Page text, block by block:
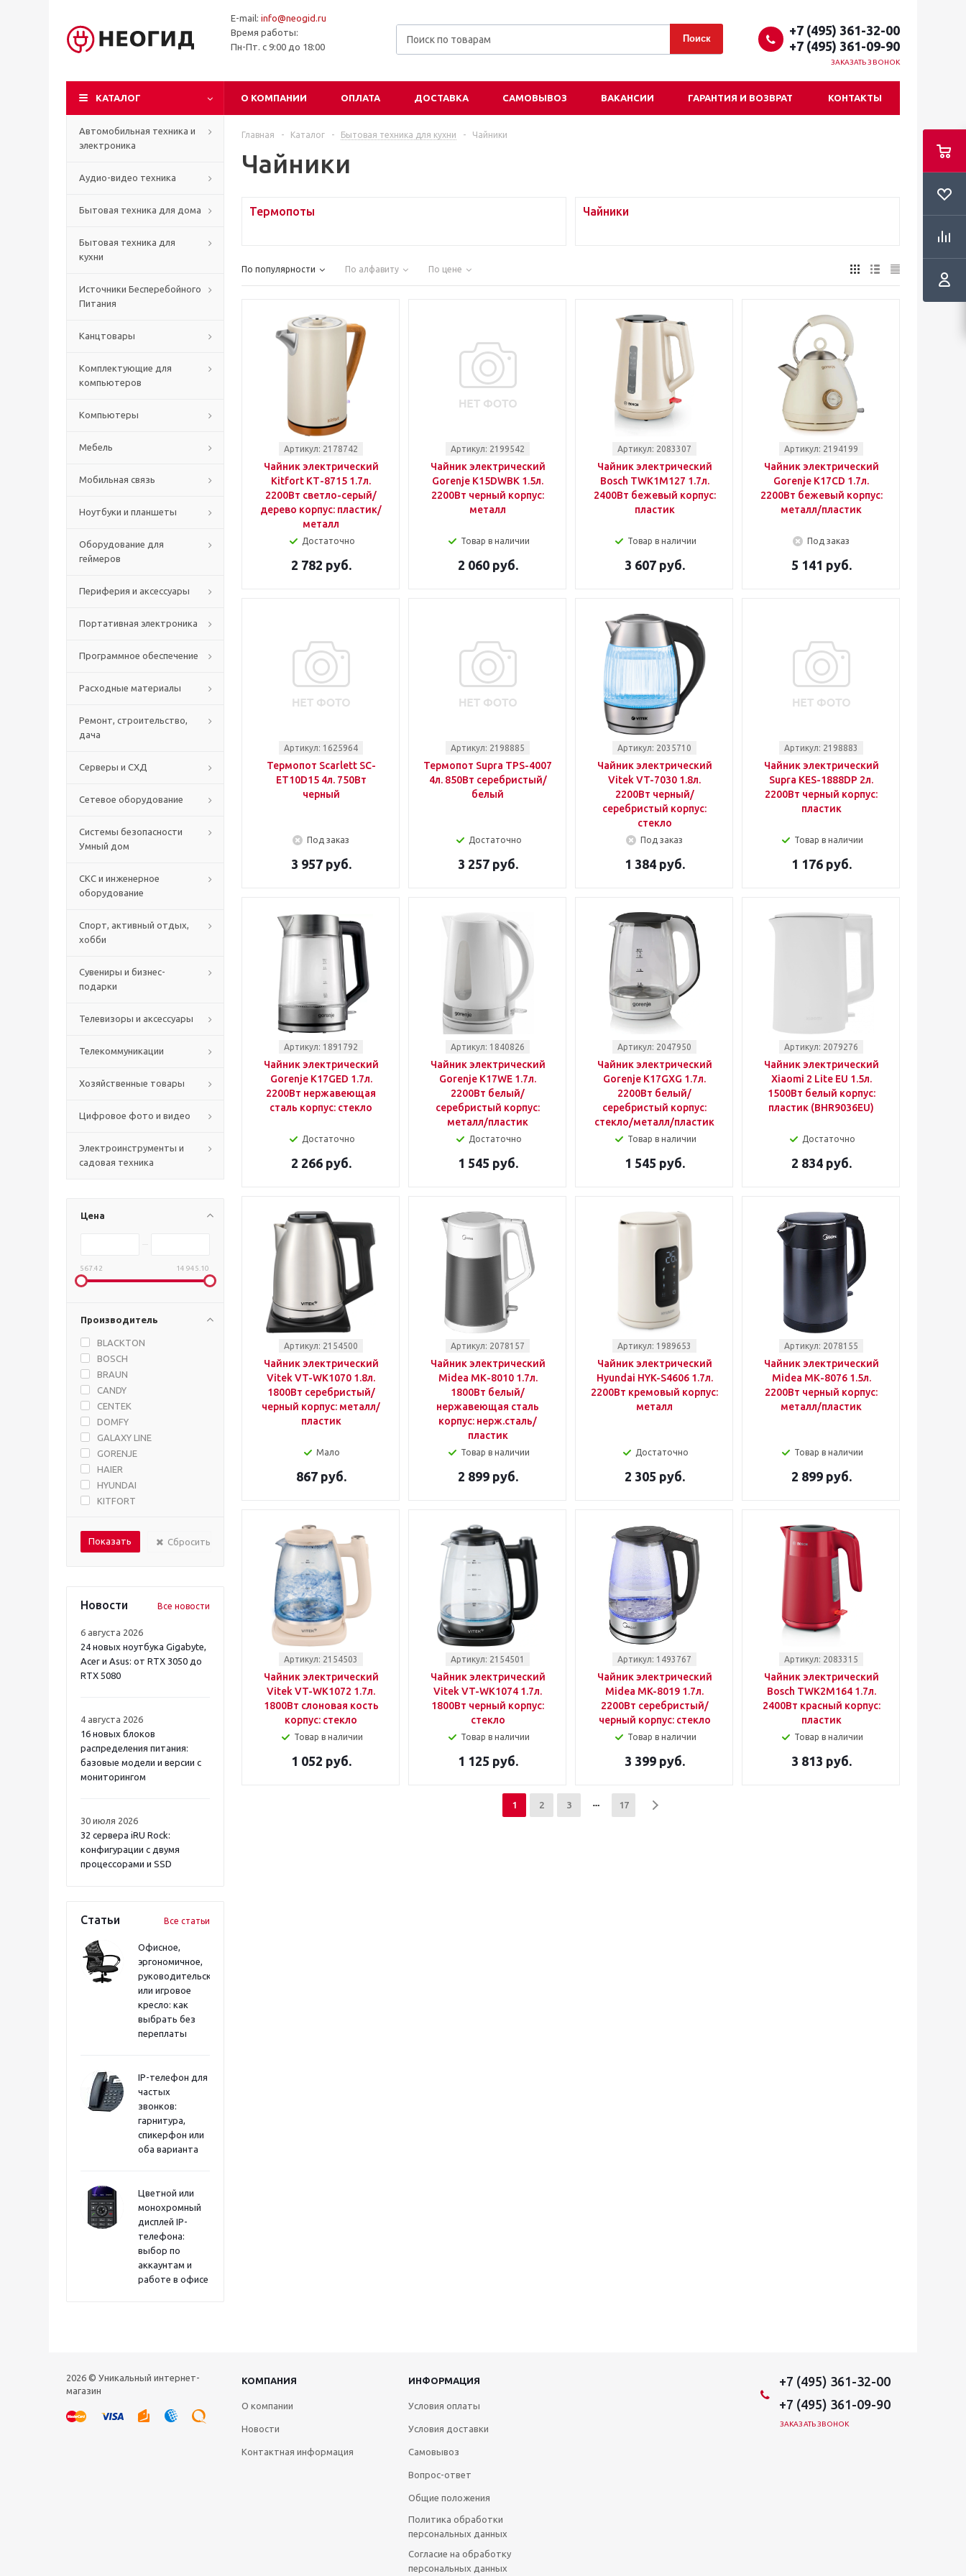
E-mail: info@neogid.ru
Время работы:
Пн-Пт. с 9:00 до 18:00
+7 (495) 361-32-00
+7 (495) 361-09-90
ЗАКАЗАТЬ ЗВОНОК
КАТАЛОГ О КОМПАНИИ ОПЛАТА ДОСТАВКА САМОВЫВОЗ ВАКАНСИИ ГАРАНТИЯ И ВОЗВРАТ КОНТАКТЫ
Автомобильная техника и
электроника
Аудио-видео техника
Бытовая техника для дома
Бытовая техника для
кухни
Источники Бесперебойного
Питания
Канцтовары
Комплектующие для
компьютеров
Компьютеры
Мебель
Мобильная связь
Ноутбуки и планшеты
Оборудование для
геймеров
Периферия и аксессуары
Портативная электроника
Программное обеспечение
Расходные материалы
Ремонт, строительство,
дача
Серверы и СХД
Сетевое оборудование
Системы безопасности
Умный дом
СКС и инженерное
оборудование
Спорт, активный отдых,
хобби
Сувениры и бизнес-
подарки
Телевизоры и аксессуары
Телекоммуникации
Хозяйственные товары
Цифровое фото и видео
Электроинструменты и
садовая техника
Цена
567.42 14 945.10
Производитель
BLACKTON
BOSCH
BRAUN
CANDY
CENTEK
DOMFY
GALAXY LINE
GORENJE
HAIER
HYUNDAI
KITFORT
MIDEA
POLARIS
RED SOLUTION
RONDELL
SCARLETT
STARWIND
VITEK
XIAOMI
ZELMER
ВЕЛИКИЕ РЕКИ
Сбросить
Новости Все новости
6 августа 2026
24 новых ноутбука Gigabyte,
Acer и Asus: от RTX 3050 до
RTX 5080
4 августа 2026
16 новых блоков
распределения питания:
базовые модели и версии с
мониторингом
30 июля 2026
32 сервера iRU Rock:
конфигурации с двумя
процессорами и SSD
Статьи Все статьи
Офисное,
эргономичное,
руководительское
или игровое
кресло: как
выбрать без
переплаты
IP-телефон для
частых
звонков:
гарнитура,
спикерфон или
оба варианта
Цветной или
монохромный
дисплей IP-
телефона:
выбор по
аккаунтам и
работе в офисе
Главная - Каталог - Бытовая техника для кухни - Чайники
Чайники
Термопоты Чайники
По популярности По алфавиту По цене
Артикул: 2178742
Чайник электрический
Kitfort КТ-8715 1.7л.
2200Вт светло-серый/
дерево корпус: пластик/
металл
Достаточно
2 782 руб.
Артикул: 2199542
Чайник электрический
Gorenje K15DWBK 1.5л.
2200Вт черный корпус:
металл
Товар в наличии
2 060 руб.
Артикул: 2083307
Чайник электрический
Bosch TWK1M127 1.7л.
2400Вт бежевый корпус:
пластик
Товар в наличии
3 607 руб.
Артикул: 2194199
Чайник электрический
Gorenje K17CD 1.7л.
2200Вт бежевый корпус:
металл/пластик
Под заказ
5 141 руб.
Артикул: 1625964
Термопот Scarlett SC-
ET10D15 4л. 750Вт
черный
Под заказ
3 957 руб.
Артикул: 2198885
Термопот Supra TPS-4007
4л. 850Вт серебристый/
белый
Достаточно
3 257 руб.
Артикул: 2035710
Чайник электрический
Vitek VT-7030 1.8л.
2200Вт черный/
серебристый корпус:
стекло
Под заказ
1 384 руб.
Артикул: 2198883
Чайник электрический
Supra KES-1888DP 2л.
2200Вт черный корпус:
пластик
Товар в наличии
1 176 руб.
Артикул: 1891792
Чайник электрический
Gorenje K17GED 1.7л.
2200Вт нержавеющая
сталь корпус: стекло
Достаточно
2 266 руб.
Артикул: 1840826
Чайник электрический
Gorenje K17WE 1.7л.
2200Вт белый/
серебристый корпус:
металл/пластик
Достаточно
1 545 руб.
Артикул: 2047950
Чайник электрический
Gorenje K17GXG 1.7л.
2200Вт белый/
серебристый корпус:
стекло/металл/пластик
Товар в наличии
1 545 руб.
Артикул: 2079276
Чайник электрический
Xiaomi 2 Lite EU 1.5л.
1500Вт белый корпус:
пластик (BHR9036EU)
Достаточно
2 834 руб.
Артикул: 2154500
Чайник электрический
Vitek VT-WK1070 1.8л.
1800Вт серебристый/
черный корпус: металл/
пластик
Мало
867 руб.
Артикул: 2078157
Чайник электрический
Midea МК-8010 1.7л.
1800Вт белый/
нержавеющая сталь
корпус: нерж.сталь/
пластик
Товар в наличии
2 899 руб.
Артикул: 1989653
Чайник электрический
Hyundai HYK-S4606 1.7л.
2200Вт кремовый корпус:
металл
Достаточно
2 305 руб.
Артикул: 2078155
Чайник электрический
Midea МК-8076 1.5л.
2200Вт черный корпус:
металл/пластик
Товар в наличии
2 899 руб.
Артикул: 2154503
Чайник электрический
Vitek VT-WK1072 1.7л.
1800Вт слоновая кость
корпус: стекло
Товар в наличии
1 052 руб.
Артикул: 2154501
Чайник электрический
Vitek VT-WK1074 1.7л.
1800Вт черный корпус:
стекло
Товар в наличии
1 125 руб.
Артикул: 1493767
Чайник электрический
Midea MK-8019 1.7л.
2200Вт серебристый/
черный корпус: стекло
Товар в наличии
3 399 руб.
Артикул: 2083315
Чайник электрический
Bosch TWK2M164 1.7л.
2400Вт красный корпус:
пластик
Товар в наличии
3 813 руб.
1 2 3 17
2026 © Уникальный интернет-
магазин
КОМПАНИЯ ИНФОРМАЦИЯ
О компании
Новости
Контактная информация
Условия оплаты
Условия доставки
Самовывоз
Вопрос-ответ
Общие положения
Политика обработки
персональных данных
Согласие на обработку
персональных данных
+7 (495) 361-32-00
+7 (495) 361-09-90
ЗАКАЗАТЬ ЗВОНОК